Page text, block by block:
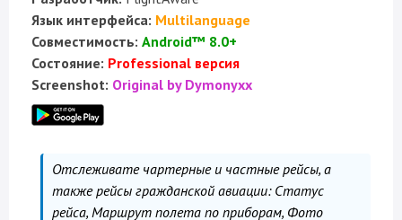
Язык интерфейса: Multilanguage
Совместимость: Android™ 8.0+
Состояние: Professional версия
Screenshot: Original by Dymonyxx
Отслеживате чартерные и частные рейсы, а
также рейсы гражданской авиации: Статус
рейса, Маршрут полета по приборам, Фото